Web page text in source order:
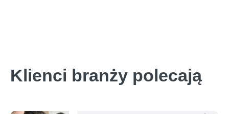
Klienci branży polecają